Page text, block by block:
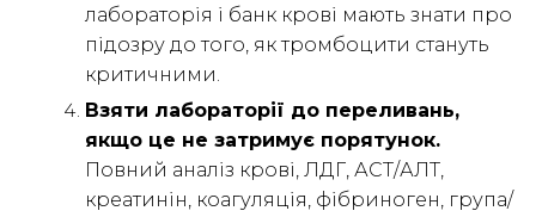
лабораторія і банк крові мають знати про
підозру до того, як тромбоцити стануть
критичними.
Взяти лабораторії до переливань,
якщо це не затримує порятунок.
Повний аналіз крові, ЛДГ, АСТ/АЛТ,
креатинін, коагуляція, фібриноген, група/